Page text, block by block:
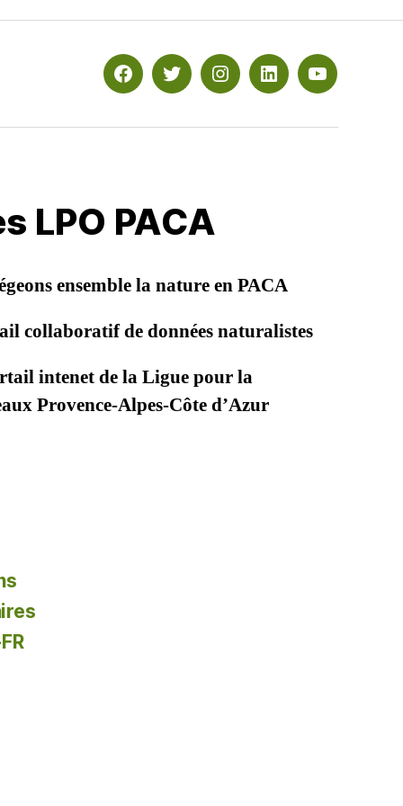
FacebookTwitterInstagramLinkedinYouTube
LPO PACA
ensemble la nature en PACA
collaboratif de données naturalistes
intenet de la Ligue pour la
Provence-Alpes-Côte d’Azur